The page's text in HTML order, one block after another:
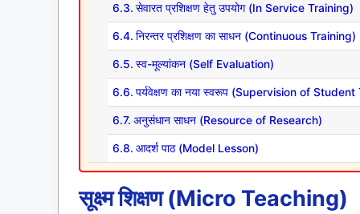
सेवारत प्रशिक्षण हेतु उपयोग (In Service Training)
निरन्तर प्रशिक्षण का साधन (Continuous Training)
स्व-मूल्यांकन (Self Evaluation)
पर्यवेक्षण का नया स्वरूप (Supervision of
अनुसंधान साधन (Resource of Research)
आदर्श पाठ (Model Lesson)
सूक्ष्म शिक्षण (Micro Teaching)